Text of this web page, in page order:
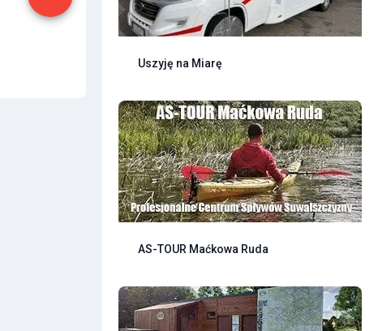
Uszyję na Miarę
AS-TOUR Maćkowa Ruda